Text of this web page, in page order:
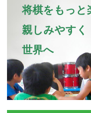
将棋をもっと
親しみやすく
世界へ